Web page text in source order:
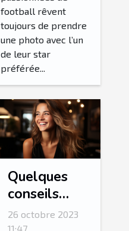
stars
préférées ?
football rêvent
toujours de prendre
une photo avec l’un
de leur star
préférée...
Quelques
conseils
pour
26 octobre 2023
11:47